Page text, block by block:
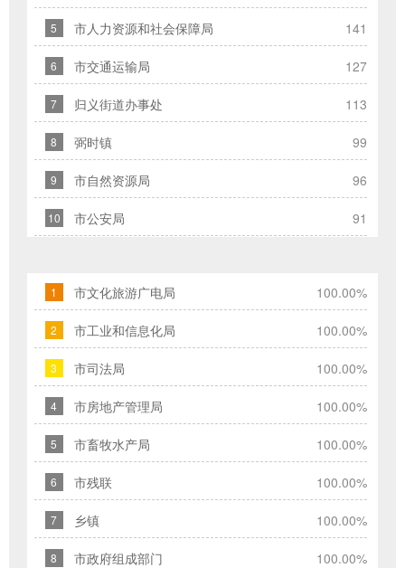
型；
5 市人力资源和社会保障局 141
6 市交通运输局 127
7 归义街道办事处 113
8 弼时镇 99
9 市自然资源局 96
10 市公安局 91
1 市文化旅游广电局 100.00%
2 市工业和信息化局 100.00%
3 市司法局 100.00%
4 市房地产管理局 100.00%
5 市畜牧水产局 100.00%
6 市残联 100.00%
7 乡镇 100.00%
8 市政府组成部门 100.00%